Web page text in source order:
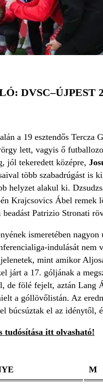
a 19 esztendős Tercza
lett, vagyis ő
jól tekeredett középre,
több szabadrúgást is
helyzet alakul ki.
Krajcsovics Ábel remek
Patrizio Stronati
ismeretében
indulását nem
mint amikor
járt a 17. góljának a
de fölé fejelt, aztán Lang
a góllövőlistán. Az
búcsúztak el az idénytől,
tudósítása itt olvasható!
M